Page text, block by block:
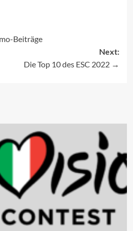
Beiträge
Next:
Die Top 10 des ESC 2022